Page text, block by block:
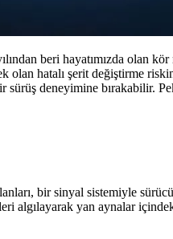
beri hayatımızda olan
hatalı şerit değiştirme
deneyimine bırakabilir.
bir sinyal sistemiyle
algılayarak yan aynalar